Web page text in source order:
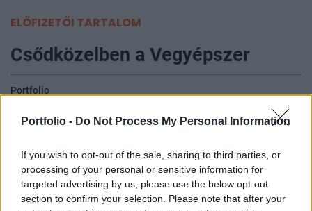
Portfolio - Do Not Process My Personal Information
If you wish to opt-out of the sale, sharing to third parties, or
processing of your personal or sensitive information for
targeted advertising by us, please use the below opt-out
section to confirm your selection. Please note that after your
ELŐFIZETŐI TARTALOM
Csődközelben a Vegyépszer
Portfolio
autópályákat közbeszerzés nélkül építő
Vegyépszer utódcége. A Vegyépszer Zrt.
jogutódjaként megalakult Nemzetközi